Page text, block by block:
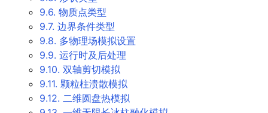
9.6. 物质点类型
9.7. 边界条件类型
9.8. 多物理场模拟设置
9.9. 运行时及后处理
9.10. 双轴剪切模拟
9.11. 颗粒柱溃散模拟
9.12. 二维圆盘热模拟